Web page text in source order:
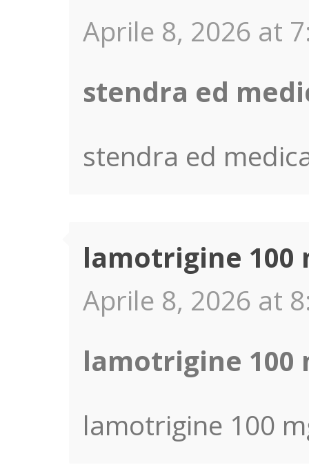
Aprile 8, 2026 at
stendra ed
stendra ed
lamotrigine 100
Aprile 8, 2026 at
lamotrigine 100
lamotrigine 100